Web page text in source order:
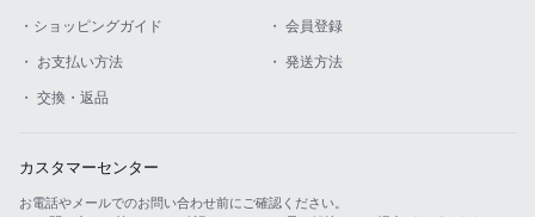
・ショッピングガイド ・ 会員登録
・ お支払い方法 ・ 発送方法
・ 交換・返品
カスタマーセンター
お電話やメールでのお問い合わせ前にご確認ください。